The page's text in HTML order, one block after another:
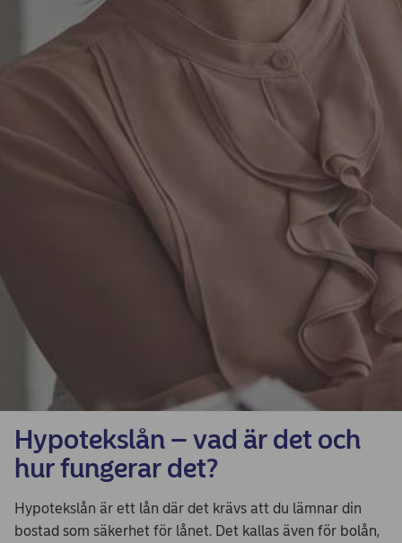
Hypotekslån – vad är det och
hur fungerar det?
Hypotekslån är ett lån där det krävs att du lämnar din
bostad som säkerhet för lånet. Det kallas även för bolån,